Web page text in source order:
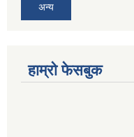
अन्य
हाम्रो फेसबुक